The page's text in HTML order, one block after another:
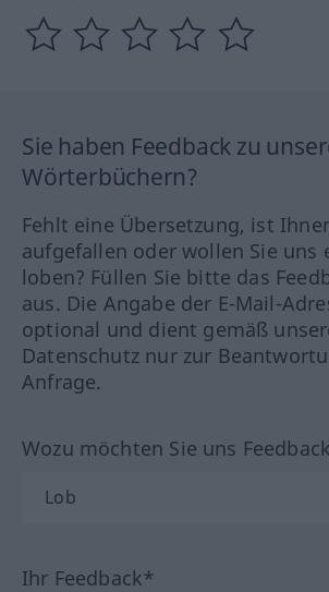
Sie haben Feedback zu
Wörterbüchern?
Fehlt eine Übersetzung, ist
aufgefallen oder wollen Sie uns
loben? Füllen Sie bitte das
aus. Die Angabe der E-Mail-
optional und dient gemäß
Datenschutz nur zur
Anfrage.
Wozu möchten Sie uns
Ihr Feedback*